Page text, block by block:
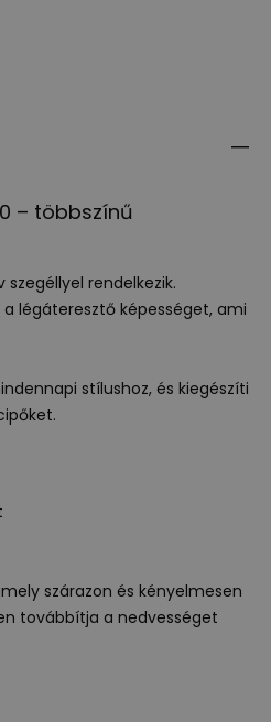
– többszínű
rendelkezik.
légáteresztő képességet, ami
stílushoz, és kiegészíti
szárazon és kényelmesen
továbbítja a nedvességet